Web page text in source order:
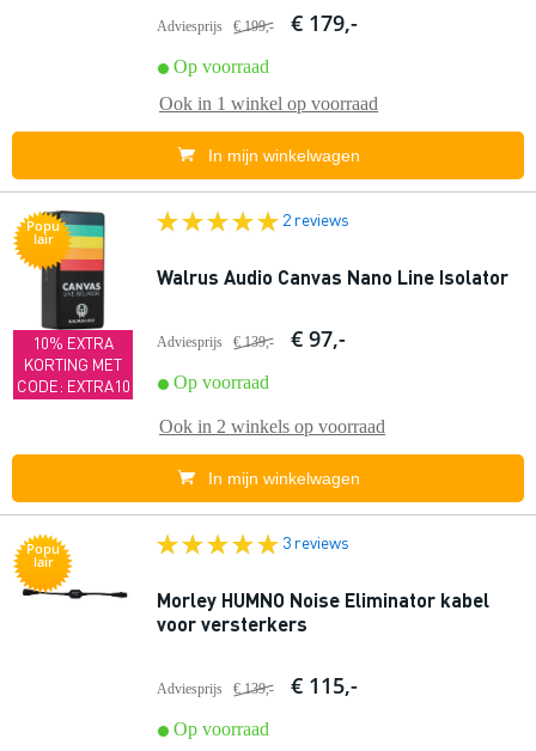
Adviesprijs € 199,- € 179,-
Op voorraad
Ook in 1 winkel op voorraad
In mijn winkelwagen
Popu
lair
10% EXTRA
KORTING MET
CODE: EXTRA10
2 reviews
Walrus Audio Canvas Nano Line Isolator
Adviesprijs € 139,- € 97,-
Op voorraad
Ook in 2 winkels op voorraad
In mijn winkelwagen
Popu
lair
3 reviews
Morley HUMNO Noise Eliminator kabel
voor versterkers
Adviesprijs € 139,- € 115,-
Op voorraad